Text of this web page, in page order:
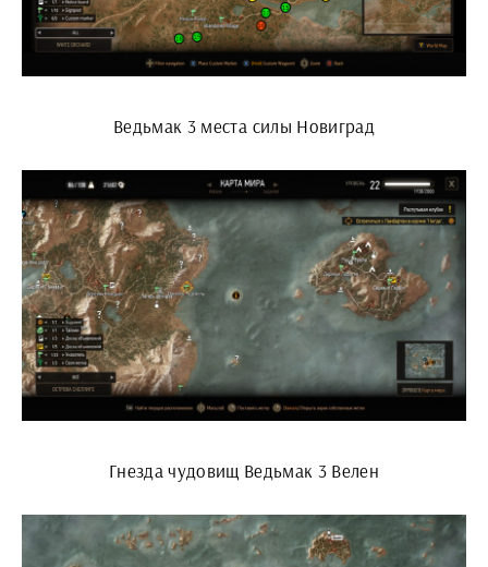
Ведьмак 3 места силы Новиград
Гнезда чудовищ Ведьмак 3 Велен